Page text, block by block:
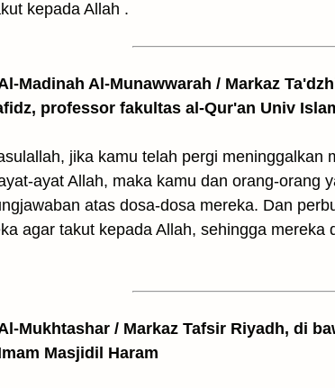
kepada Allah .
Madinah Al-Munawwarah / Markaz
professor fakultas al-Qur'an Univ
jika kamu telah pergi
ayat Allah, maka kamu dan orang-orang
atas dosa-dosa mereka. Dan
agar takut kepada Allah, sehingga
Mukhtashar / Markaz Tafsir Riyadh, di
Masjidil Haram